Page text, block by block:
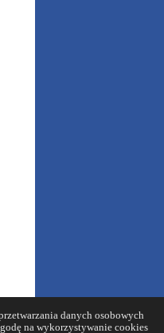
danych osobowych
na wykorzystywanie cookies